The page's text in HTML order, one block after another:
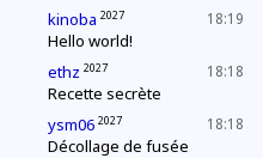
18:19
kinoba 2027
Hello world!
18:18
ethz 2027
Recette secrète
18:18
ysm06 2027
Décollage de fusée